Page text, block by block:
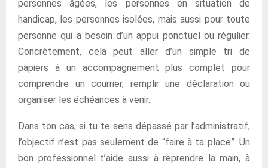
personnes âgées, les personnes en situation de
handicap, les personnes isolées, mais aussi pour toute
personne qui a besoin d’un appui ponctuel ou régulier.
Concrètement, cela peut aller d’un simple tri de
papiers à un accompagnement plus complet pour
comprendre un courrier, remplir une déclaration ou
organiser les échéances à venir.
Dans ton cas, si tu te sens dépassé par l’administratif,
l’objectif n’est pas seulement de “faire à ta place”. Un
bon professionnel t’aide aussi à reprendre la main, à